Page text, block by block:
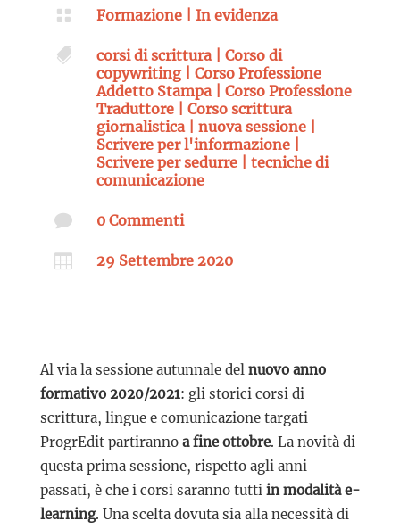
 Formazione| In evidenza
 corsi di scrittura| Corso di
copywriting| Corso Professione
Addetto Stampa| Corso Professione
Traduttore| Corso scrittura
giornalistica| nuova sessione|
Scrivere per l'informazione|
Scrivere per sedurre| tecniche di
comunicazione
 0 Commenti
 29 Settembre 2020
Al via la sessione autunnale del nuovo anno
formativo 2020/2021: gli storici corsi di
scrittura, lingue e comunicazione targati
ProgrEdit partiranno a fine ottobre. La novità di
questa prima sessione, rispetto agli anni
passati, è che i corsi saranno tutti in modalità e-
learning. Una scelta dovuta sia alla necessità di